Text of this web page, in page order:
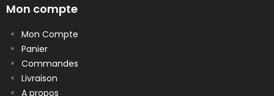
Mon compte
Mon Compte
Panier
Commandes
Livraison
A propos